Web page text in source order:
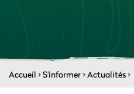
Accueil >S'informer>Actualités>